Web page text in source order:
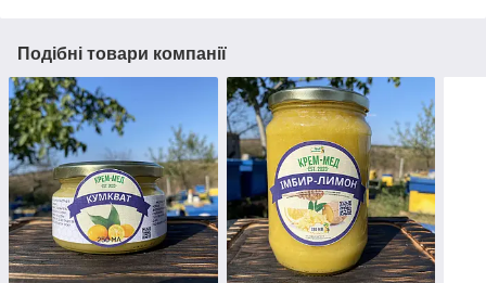
Подібні товари компанії